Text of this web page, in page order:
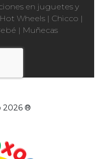
en juguetes y
Hot Wheels | Chicco |
| Muñecas
2026 ®